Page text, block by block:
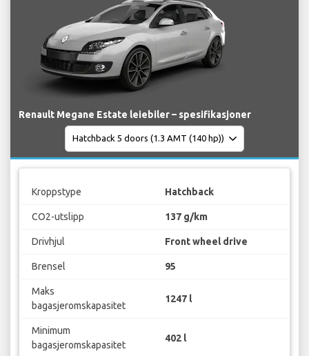
Renault Megane Estate leiebiler – spesifikasjoner
Kroppstype Hatchback
CO2-utslipp 137 g/km
Drivhjul Front wheel drive
Brensel 95
Maks
bagasjeromskapasitet
1247 l
Minimum
bagasjeromskapasitet
402 l